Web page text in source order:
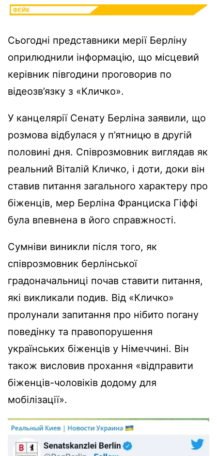
Сьогодні представники мерії Берліну
оприлюднили інформацію, що місцевий
керівник півгодини проговорив по
відеозв’язку з «Кличко».
У канцелярії Сенату Берліна заявили, що
розмова відбулася у п’ятницю в другій
половині дня. Співрозмовник виглядав як
реальний Віталій Кличко, і доти, доки він
ставив питання загального характеру про
біженців, мер Берліна Франциска Гіффі
була впевнена в його справжності.
Сумніви виникли після того, як
співрозмовник берлінської
градоначальниці почав ставити питання,
які викликали подив. Від «Кличко»
пролунали запитання про нібито погану
поведінку та правопорушення
українських біженців у Німеччині. Він
також висловив прохання «відправити
біженців-чоловіків додому для
мобілізації».